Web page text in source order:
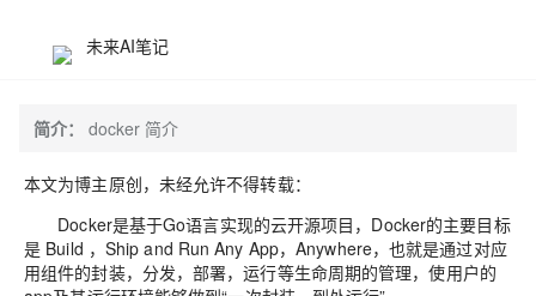
未来AI笔记
简介： docker 简介
本文为博主原创，未经允许不得转载：
Docker是基于Go语言实现的云开源项目，Docker的主要目标
是 Build ，Ship and Run Any App，Anywhere，也就是通过对应
用组件的封装，分发，部署，运行等生命周期的管理，使用户的